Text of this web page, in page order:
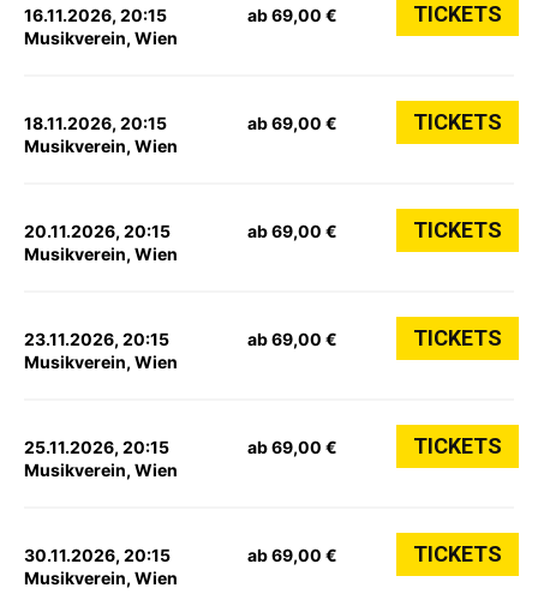
16.11.2026, 20:15
Musikverein, Wien
ab 69,00 € TICKETS
18.11.2026, 20:15
Musikverein, Wien
ab 69,00 € TICKETS
20.11.2026, 20:15
Musikverein, Wien
ab 69,00 € TICKETS
23.11.2026, 20:15
Musikverein, Wien
ab 69,00 € TICKETS
25.11.2026, 20:15
Musikverein, Wien
ab 69,00 € TICKETS
30.11.2026, 20:15
Musikverein, Wien
ab 69,00 € TICKETS